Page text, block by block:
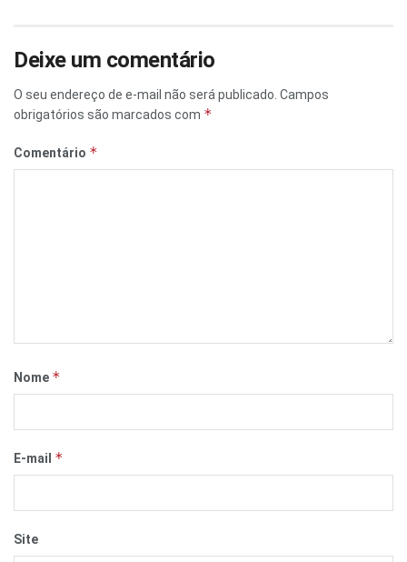
Deixe um comentário
O seu endereço de e-mail não será publicado. Campos
obrigatórios são marcados com *
Comentário *
Nome *
E-mail *
Site